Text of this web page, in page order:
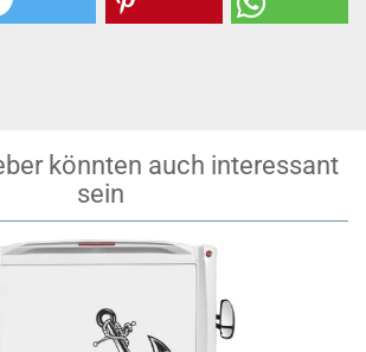
könnten auch interessant
sein